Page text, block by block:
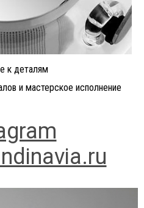
к деталям
и мастерское исполнение